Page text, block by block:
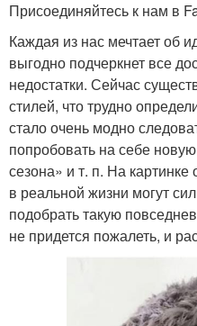
Присоединяйтесь к нам в
Каждая из нас мечтает об
выгодно подчеркнет все
недостатки. Сейчас
стилей, что трудно
стало очень модно
попробовать на себе
сезона» и т. п. На картинке
в реальной жизни могут
подобрать такую
не придется пожалеть, и